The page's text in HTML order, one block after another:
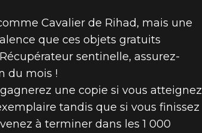
Cavalier de Rihad, mais une
que ces objets gratuits
sentinelle, assurez-
du mois !
une copie si vous atteignez
tandis que si vous finissez
à terminer dans les 1 000